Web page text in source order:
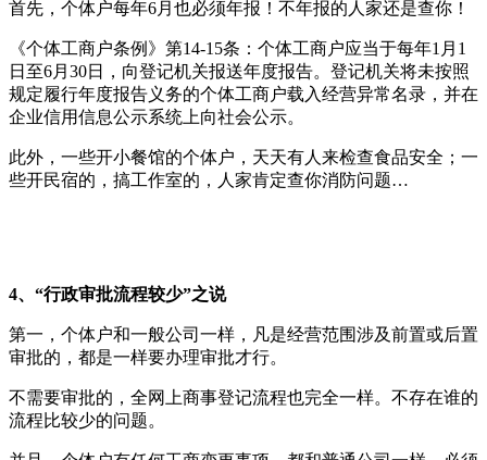
首先，个体户每年6月也必须年报！不年报的人家还是查你！
《个体工商户条例》第14-15条：个体工商户应当于每年1月1
日至6月30日，向登记机关报送年度报告。登记机关将未按照
规定履行年度报告义务的个体工商户载入经营异常名录，并在
企业信用信息公示系统上向社会公示。
此外，一些开小餐馆的个体户，天天有人来检查食品安全；一
些开民宿的，搞工作室的，人家肯定查你消防问题…
4、“行政审批流程较少”之说
第一，个体户和一般公司一样，凡是经营范围涉及前置或后置
审批的，都是一样要办理审批才行。
不需要审批的，全网上商事登记流程也完全一样。不存在谁的
流程比较少的问题。